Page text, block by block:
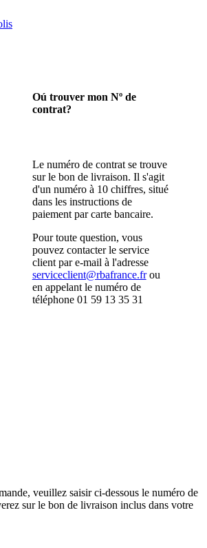
Oú trouver mon Nº de
contrat?
Le numéro de contrat se trouve
sur le bon de livraison. Il s'agit
d'un numéro à 10 chiffres, situé
dans les instructions de
paiement par carte bancaire.
Pour toute question, vous
pouvez contacter le service
client par e-mail à l'adresse
serviceclient@rbafrance.frou
en appelant le numéro de
téléphone 01 59 13 35 31
veuillez saisir ci-dessous le numéro de
sur le bon de livraison inclus dans votre